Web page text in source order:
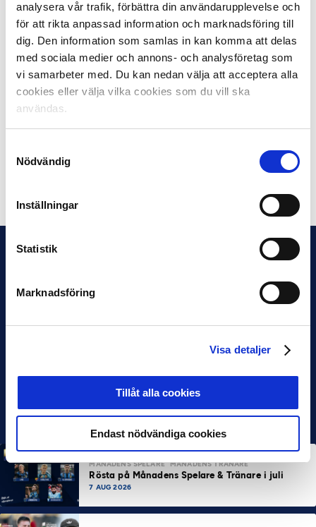
analysera vår trafik, förbättra din användarupplevelse och
för att rikta anpassad information och marknadsföring till
dig. Den information som samlas in kan komma att delas
med sociala medier och annons- och analysföretag som
vi samarbeter med. Du kan nedan välja att acceptera alla
cookies eller välja vilka cookies som du vill ska
användas.
Nödvändig
Inställningar
Statistik
Marknadsföring
Visa detaljer
Tillåt alla cookies
Endast nödvändiga cookies
– Även om Superettan hittills backar något jämfört med
2023 kan vi konstatera att det även i år bjuds på många
fina publiksiffror. Matchen mellan Örebro SK och
Degerfors IF sticker ut men vi har även en rad andra
matcher med publiksiffror upp mot och över 6 000
besökare. Både Helsingborgs IF och Örebro SK har ett
publiksnitt på över 6 000 besökare på sina fyra
hemmamatcher vilket är väldigt imponerande, avslutar
MÅNADENS SPELARE MÅNADENS TRÄNARE
Rösta på Månadens Spelare & Tränare i juli
7 AUG 2026